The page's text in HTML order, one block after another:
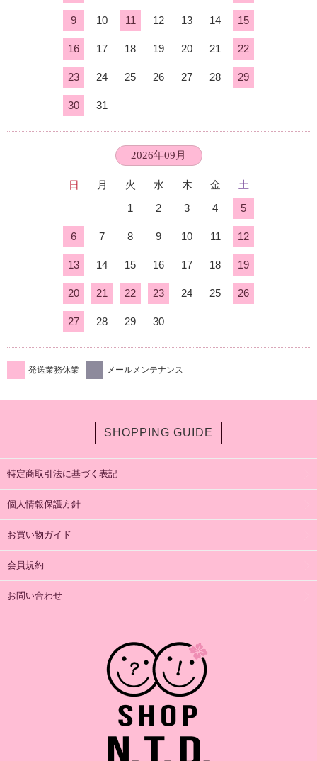
9 10 11 12 13 14 15
16 17 18 19 20 21 22
23 24 25 26 27 28 29
30 31
2026年09月
日 月 火 水 木 金
土
1
2 3 4 5
6 7 8 9 10 11 12
13 14 15 16 17 18 19
20 21 22 23 24 25 26
27 28 29 30
発送業務休業 メールメンテナンス
SHOPPING GUIDE
特定商取引法に基づく表記
個人情報保護方針
お買い物ガイド
会員規約
お問い合わせ